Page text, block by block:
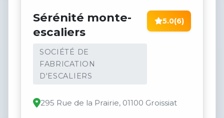
Sérénité monte-
escaliers
SOCIÉTÉ DE
FABRICATION
D'ESCALIERS
5.0(6)
295 Rue de la Prairie, 01100 Groissiat